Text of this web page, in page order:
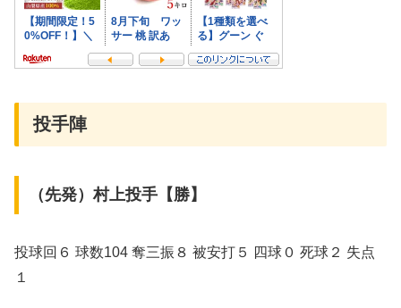
投手陣
（先発）村上投手【勝】
投球回６ 球数104 奪三振８ 被安打５ 四球０ 死球２ 失点
１